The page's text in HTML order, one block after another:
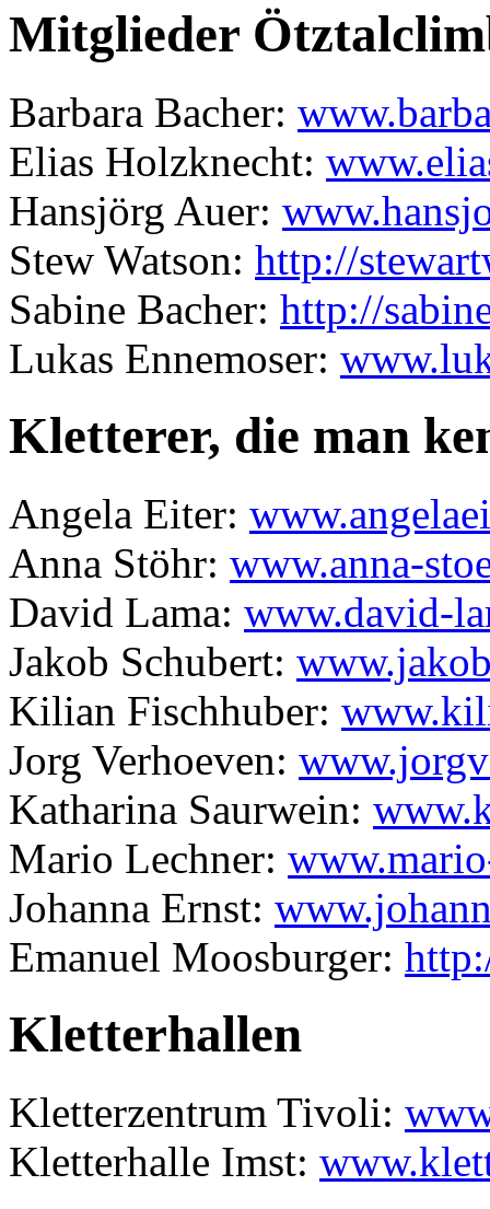
Mitglieder
Barbara Bacher:
Elias Holzknecht:
Hansjörg Auer:
Stew Watson: http://
Sabine Bacher: http://
Lukas Ennemoser:
Kletterer, die man
Angela Eiter:
Anna Stöhr: www.anna-
David Lama: www.david-
Jakob Schubert:
Kilian Fischhuber:
Jorg Verhoeven:
Katharina Saurwein:
Mario Lechner:
Johanna Ernst:
Emanuel Moosburger:
Kletterhallen
Kletterzentrum Tivoli:
Kletterhalle Imst: